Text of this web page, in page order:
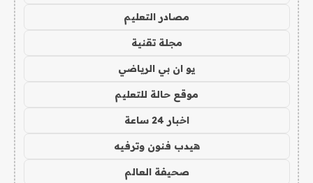
مصادر التعليم
مجلة تقنية
يو ان بي الرياضي
موقع حالة للتعليم
اخبار 24 ساعة
هيدب فنون وترفيه
صحيفة العالم